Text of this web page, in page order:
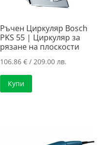
Ръчен Циркуляр Bosch
PKS 55 | Циркуляр за
рязанe нa плоскости
106.86€ / 209.00 лв.
Купи